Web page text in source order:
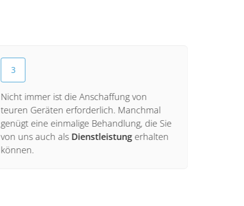
3
Nicht immer ist die Anschaffung von
teuren Geräten erforderlich. Manchmal
genügt eine einmalige Behandlung, die Sie
von uns auch als Dienstleistungerhalten
können.